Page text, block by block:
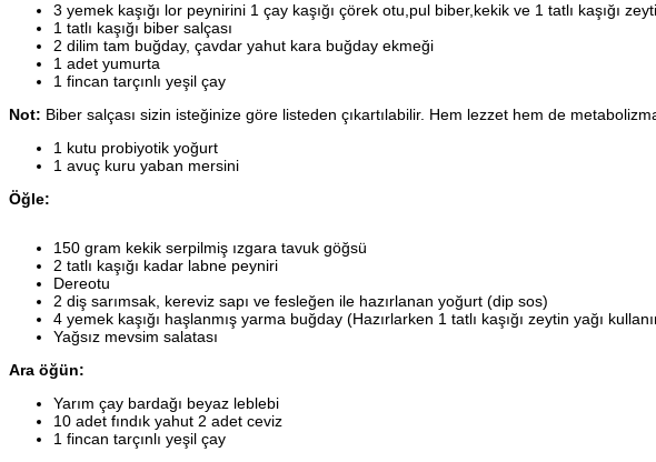
3 yemek kaşığı lor peynirini 1 çay kaşığı çörek otu,pul biber,kekik ve 1 tatlı kaşığı
1 tatlı kaşığı biber salçası
2 dilim tam buğday, çavdar yahut kara buğday ekmeği
1 adet yumurta
1 fincan tarçınlı yeşil çay
Not: Biber salçası sizin isteğinize göre listeden çıkartılabilir. Hem lezzet hem de
1 kutu probiyotik yoğurt
1 avuç kuru yaban mersini
Öğle:
150 gram kekik serpilmiş ızgara tavuk göğsü
2 tatlı kaşığı kadar labne peyniri
Dereotu
2 diş sarımsak, kereviz sapı ve fesleğen ile hazırlanan yoğurt (dip sos)
4 yemek kaşığı haşlanmış yarma buğday (Hazırlarken 1 tatlı kaşığı zeytin yağı
Yağsız mevsim salatası
Ara öğün:
Yarım çay bardağı beyaz leblebi
10 adet fındık yahut 2 adet ceviz
1 fincan tarçınlı yeşil çay